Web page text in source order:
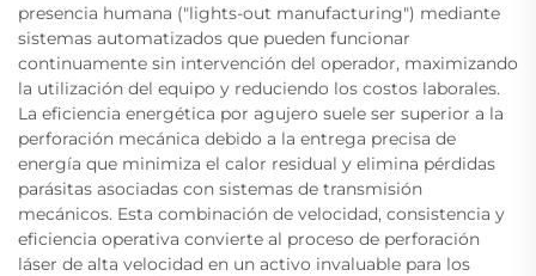
presencia humana ("lights-out manufacturing") mediante
sistemas automatizados que pueden funcionar
continuamente sin intervención del operador, maximizando
la utilización del equipo y reduciendo los costos laborales.
La eficiencia energética por agujero suele ser superior a la
perforación mecánica debido a la entrega precisa de
energía que minimiza el calor residual y elimina pérdidas
parásitas asociadas con sistemas de transmisión
mecánicos. Esta combinación de velocidad, consistencia y
eficiencia operativa convierte al proceso de perforación
láser de alta velocidad en un activo invaluable para los